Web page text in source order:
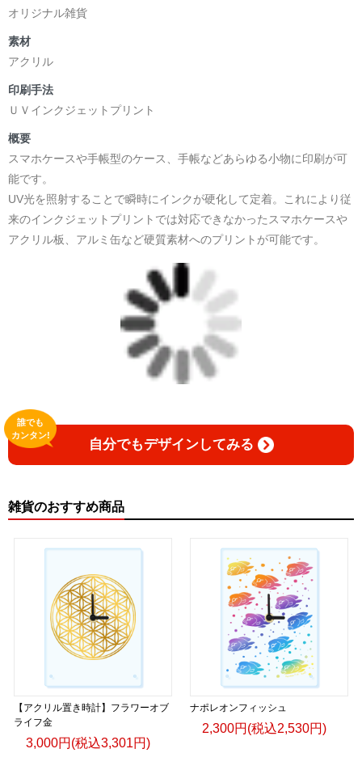
オリジナル雑貨
素材
アクリル
印刷手法
ＵＶインクジェットプリント
概要
スマホケースや手帳型のケース、手帳などあらゆる小物に印刷が可
能です。
UV光を照射することで瞬時にインクが硬化して定着。これにより従
来のインクジェットプリントでは対応できなかったスマホケースや
アクリル板、アルミ缶など硬質素材へのプリントが可能です。
自分でもデザインしてみる
誰でも
カンタン!
雑貨のおすすめ商品
【アクリル置き時計】フラワーオブ
ライフ金
3,000円(税込3,301円)
ナポレオンフィッシュ
2,300円(税込2,530円)